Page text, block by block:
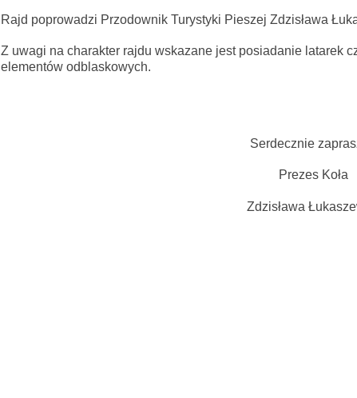
Rajd poprowadzi Przodownik Turystyki Pieszej Zdzisława
Z uwagi na charakter rajdu wskazane jest posiadanie latarek
elementów odblaskowych.
Serdecznie
Prezes Koła
Zdzisława